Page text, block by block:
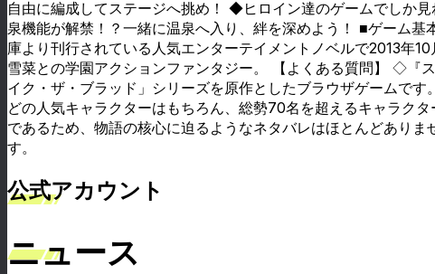
自由に編成してステージへ挑め！ ◆ヒロイン達のゲームでしか
泉機能が解禁！？一緒に温泉へ入り、絆を深めよう！ ■ゲーム
庫より刊行されている人気エンターテイメントノベルで2013年
雪菜との学園アクションファンタジー。 【よくある質問】 ◇『
イク・ザ・ブラッド」シリーズを原作としたブラウザゲームで
どの人気キャラクターはもちろん、総勢70名を超えるキャラク
であるため、物語の核心に迫るようなネタバレはほとんどあり
す。
公式アカウント
ニュース